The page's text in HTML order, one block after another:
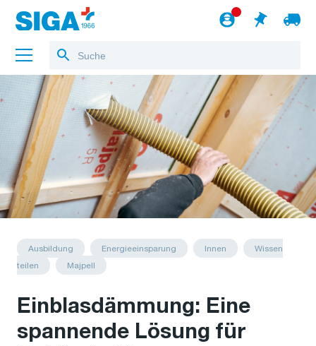
Über uns
Referenzen
Jobs
Blog
Deutsch
Ausbildung Energieeinsparung Innen
Wissen
teilen
Majpell
Einblasdämmung: Eine
spannende Lösung für